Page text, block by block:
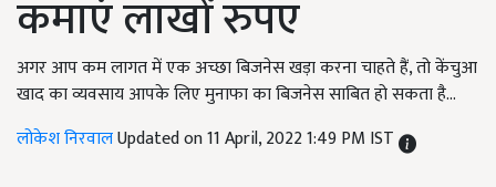
कमाएं लाखों रुपए
अगर आप कम लागत में एक अच्छा बिजनेस खड़ा करना चाहते हैं, तो केंचुआ
खाद का व्यवसाय आपके लिए मुनाफा का बिजनेस साबित हो सकता है...
लोकेश निरवालUpdated on 11 April, 2022 1:49 PM IST